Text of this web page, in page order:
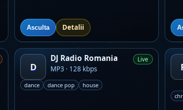
Asculta Detalii
D
DJ Radio Romania
MP3 · 128 kbps
Live
dance dance pop house